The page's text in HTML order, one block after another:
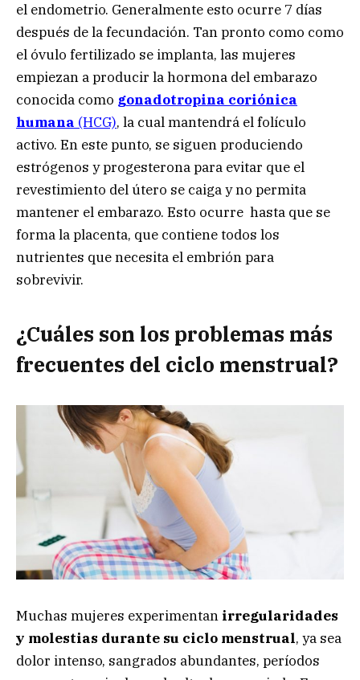
el endometrio. Generalmente esto ocurre 7 días
después de la fecundación. Tan pronto como como
el óvulo fertilizado se implanta, las mujeres
empiezan a producir la hormona del embarazo
conocida como gonadotropina coriónica
humana (HCG), la cual mantendrá el folículo
activo. En este punto, se siguen produciendo
estrógenos y progesterona para evitar que el
revestimiento del útero se caiga y no permita
mantener el embarazo. Esto ocurre hasta que se
forma la placenta, que contiene todos los
nutrientes que necesita el embrión para
sobrevivir.
¿Cuáles son los problemas más
frecuentes del ciclo menstrual?
Muchas mujeres experimentan irregularidades
y molestias durante su ciclo menstrual, ya sea
dolor intenso, sangrados abundantes, períodos